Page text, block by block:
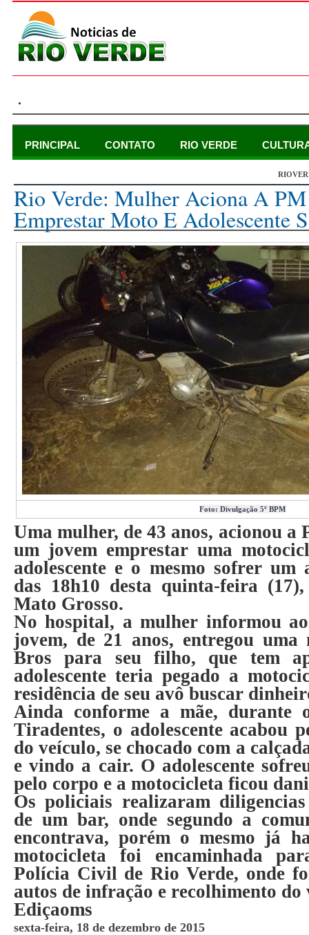
.
PRINCIPAL CONTATO RIO VERDE
Rio Verde: Mulher Aciona A
Emprestar Moto E Adolescente
Foto: Divulgação 5º BPM
Uma mulher, de 43 anos, acionou
um jovem emprestar uma
adolescente e o mesmo sofrer
das 18h10 desta quinta-feira
Mato Grosso.
No hospital, a mulher informou
jovem, de 21 anos, entregou uma
Bros para seu filho, que tem
adolescente teria pegado a
residência de seu avô buscar
Ainda conforme a mãe, durante
Tiradentes, o adolescente acabou
do veículo, se chocado com a
e vindo a cair. O adolescente
pelo corpo e a motocicleta ficou
Os policiais realizaram
de um bar, onde segundo a
encontrava, porém o mesmo já
motocicleta foi encaminhada
Polícia Civil de Rio Verde, onde
autos de infração e recolhimento do
Ediçaoms
sexta-feira, 18 de dezembro de 2015